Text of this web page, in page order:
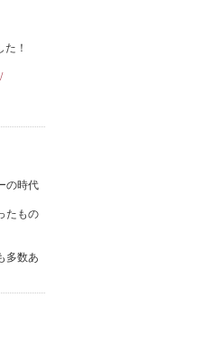
！
の時代
たもの
多数あ